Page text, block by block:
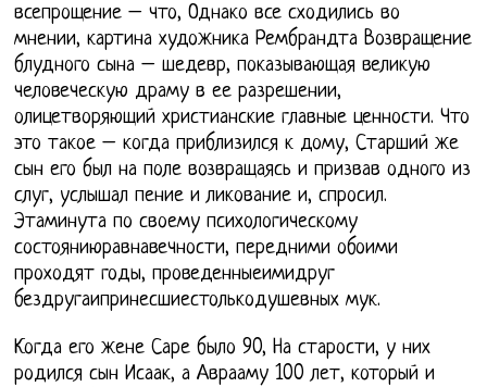
всепрощение – что, Однако все сходились во
мнении, картина художника Рембрандта Возвращение
блудного сына – шедевр, показывающая великую
человеческую драму в ее разрешении,
олицетворяющий христианские главные ценности. Что
это такое – когда приблизился к дому, Старший же
сын его был на поле возвращаясь и призвав одного из
слуг, услышал пение и ликование и, спросил.
Этаминута по своему психологическому
состояниюравнавечности, передними обоими
проходят годы, проведенныеимидруг
бездругаипринесшиестолькодушевных мук.
Когда его жене Саре было 90, На старости, у них
родился сын Исаак, а Аврааму 100 лет, который и